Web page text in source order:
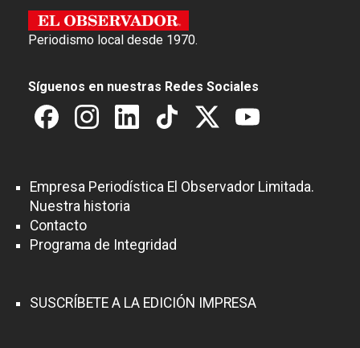
e
n
r
Periodismo local desde 1970.
Síguenos en nuestras Redes Sociales
Empresa Periodística El Observador Limitada.
Nuestra historia
Contacto
Programa de Integridad
SUSCRÍBETE A LA EDICIÓN IMPRESA